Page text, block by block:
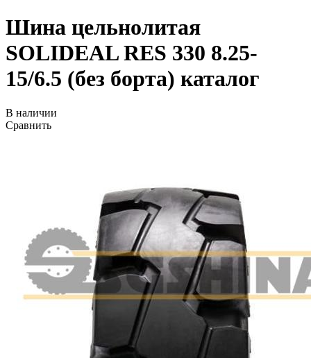
Шина цельнолитая
SOLIDEAL RES 330 8.25-
15/6.5 (без борта) каталог
В наличии
Сравнить